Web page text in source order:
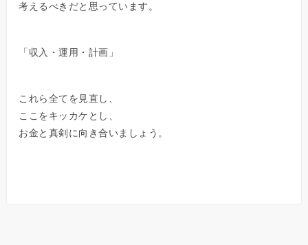
考えるべきだと思っています。
「収入・運用・計画」
これら全てを見直し、
ここをキッカケとし、
お金と真剣に向き合いましょう。